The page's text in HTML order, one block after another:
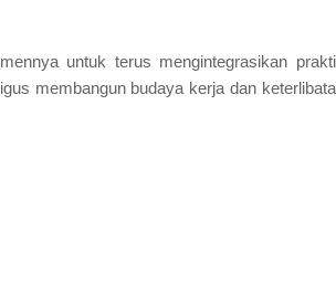
untuk terus mengintegrasikan
membangun budaya kerja dan